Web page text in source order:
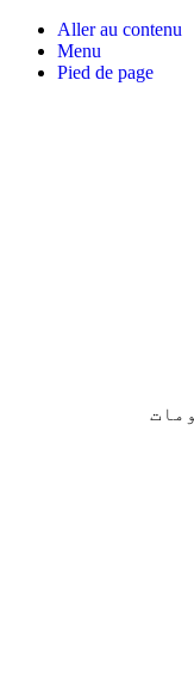
Aller au contenu
Menu
Pied de page